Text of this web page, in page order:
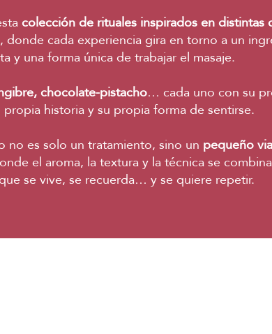
colección de rituales inspirados en distintas
, donde cada experiencia gira en torno a un
y una forma única de trabajar el masaje.
chocolate-pistacho… cada uno con su
propia historia y su propia forma de sentirse.
no es solo un tratamiento, sino un pequeño
el aroma, la textura y la técnica se
se vive, se recuerda… y se quiere repetir.